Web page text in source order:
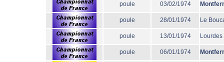
poule 03/02/1974
poule 28/01/1974 Le
poule 13/01/1974 Lourdes
poule 06/01/1974